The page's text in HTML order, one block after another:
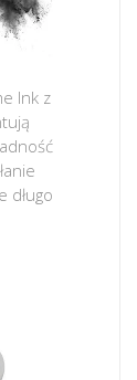
Ink z
długo